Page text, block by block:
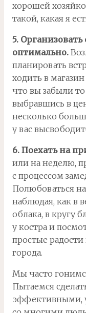
хорошей
такой, какая я
5. Организовать
оптимально.
планировать
ходить в
что вы забыли
выбравшись в
несколько
у вас
6. Поехать на
или на неделю,
с процессом
Полюбоваться
наблюдая, как в
облака, в кругу
у костра и
простые
города.
Мы часто
Пытаемся
эффективными,